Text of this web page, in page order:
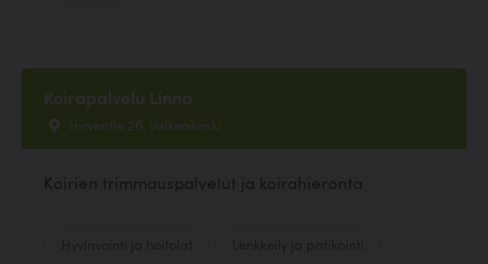
Koirapalvelu Linna
Hirventie 26, Valkeakoski
Koirien trimmauspalvelut ja koirahieronta